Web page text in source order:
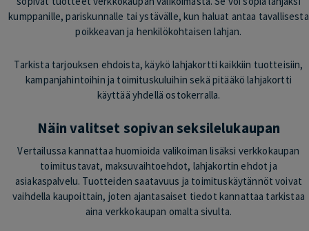
kumppanille, pariskunnalle tai ystävälle, kun haluat antaa tavallisesta
poikkeavan ja henkilökohtaisen lahjan.
Tarkista tarjouksen ehdoista, käykö lahjakortti kaikkiin tuotteisiin,
kampanjahintoihin ja toimituskuluihin sekä pitääkö lahjakortti
käyttää yhdellä ostokerralla.
Näin valitset sopivan seksilelukaupan
Vertailussa kannattaa huomioida valikoiman lisäksi verkkokaupan
toimitustavat, maksuvaihtoehdot, lahjakortin ehdot ja
asiakaspalvelu. Tuotteiden saatavuus ja toimituskäytännöt voivat
vaihdella kaupoittain, joten ajantasaiset tiedot kannattaa tarkistaa
aina verkkokaupan omalta sivulta.